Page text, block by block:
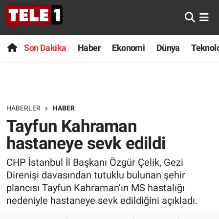
Son Dakika Haber Ekonomi Dünya
HABERLER HABER
Tayfun Kahraman
hastaneye sevk edildi
CHP İstanbul İl Başkanı Özgür Çelik, Gezi
Direnişi davasından tutuklu bulunan şehir
plancısı Tayfun Kahraman’ın MS hastalığı
nedeniyle hastaneye sevk edildiğini açıkladı.
Anında Manşet
Başka Sohbetler
Bilim turu
Bilim ve Teknoloji Evreni
Doğa Konuşuyor
Dünya
Son Dakika
Haber
Dünya
Teknoloji
Sağlık
Spor
Nöbetçi Eczaneler
Hava Durumu
Trafik Durumu
Süper Lig Puan Durumu ve Fikstür
Tüm Manşetler
Son Dakika Haberleri